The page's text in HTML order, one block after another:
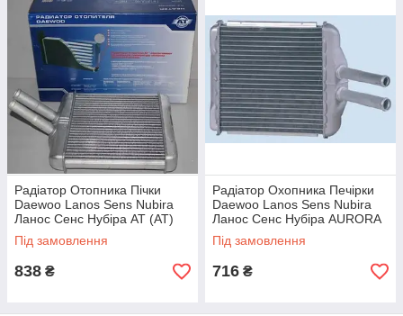
Радіатор Отопника Пічки
Daewoo Lanos Sens Nubira
Ланос Сенс Нубіра AT (АТ)
Під замовлення
838 ₴
Радіатор Охопника Печірки
Daewoo Lanos Sens Nubira
Ланос Сенс Нубіра AURORA
Під замовлення
716 ₴